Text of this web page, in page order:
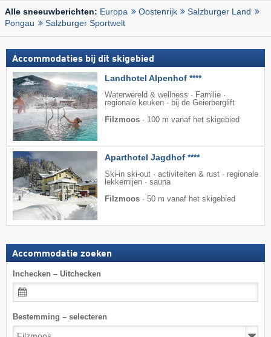
Alle sneeuwberichten: Europa Oostenrijk
Salzburger Land
Pongau
Salzburger Sportwelt
Accommodaties bij dit skigebied
Landhotel Alpenhof ****
Waterwereld & wellness · Familie ·
regionale keuken · bij de Geierberglift
Filzmoos · 100 m vanaf het skigebied
Aparthotel Jagdhof ****
Ski-in ski-out · activiteiten & rust · regionale
lekkernijen · sauna
Filzmoos · 50 m vanaf het skigebied
Accommodatie zoeken
Inchecken – Uitchecken
Bestemming – selecteren